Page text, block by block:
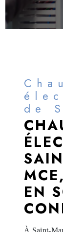
de
EN
À Saint-